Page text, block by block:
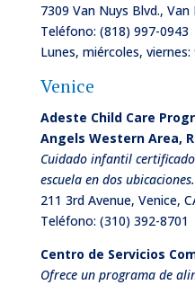
7309 Van Nuys Blvd., Van
Teléfono: (818) 997-0943
Lunes, miércoles,
Venice
Adeste Child Care
Angels Western Area,
Cuidado infantil
escuela en dos ubicaciones.
211 3rd Avenue, Venice,
Teléfono: (310) 392-8701
Centro de Servicios
Ofrece un programa de